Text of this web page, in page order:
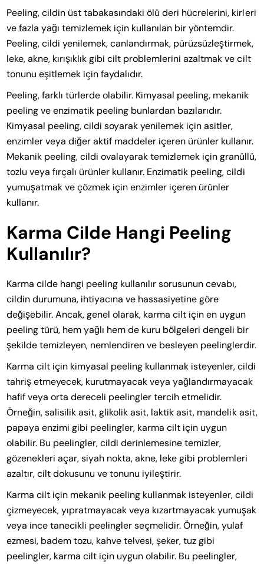
Peeling, cildin üst tabakasındaki ölü deri hücrelerini, kirleri
ve fazla yağı temizlemek için kullanılan bir yöntemdir.
Peeling, cildi yenilemek, canlandırmak, pürüzsüzleştirmek,
leke, akne, kırışıklık gibi cilt problemlerini azaltmak ve cilt
tonunu eşitlemek için faydalıdır.
Peeling, farklı türlerde olabilir. Kimyasal peeling, mekanik
peeling ve enzimatik peeling bunlardan bazılarıdır.
Kimyasal peeling, cildi soyarak yenilemek için asitler,
enzimler veya diğer aktif maddeler içeren ürünler kullanır.
Mekanik peeling, cildi ovalayarak temizlemek için granüllü,
tozlu veya fırçalı ürünler kullanır. Enzimatik peeling, cildi
yumuşatmak ve çözmek için enzimler içeren ürünler
kullanır.
Karma Cilde Hangi Peeling
Kullanılır?
Karma cilde hangi peeling kullanılır sorusunun cevabı,
cildin durumuna, ihtiyacına ve hassasiyetine göre
değişebilir. Ancak, genel olarak, karma cilt için en uygun
peeling türü, hem yağlı hem de kuru bölgeleri dengeli bir
şekilde temizleyen, nemlendiren ve besleyen peelinglerdir.
Karma cilt için kimyasal peeling kullanmak isteyenler, cildi
tahriş etmeyecek, kurutmayacak veya yağlandırmayacak
hafif veya orta dereceli peelingler tercih etmelidir.
Örneğin, salisilik asit, glikolik asit, laktik asit, mandelik asit,
papaya enzimi gibi peelingler, karma cilt için uygun
olabilir. Bu peelingler, cildi derinlemesine temizler,
gözenekleri açar, siyah nokta, akne, leke gibi problemleri
azaltır, cilt dokusunu ve tonunu iyileştirir.
Karma cilt için mekanik peeling kullanmak isteyenler, cildi
çizmeyecek, yıpratmayacak veya kızartmayacak yumuşak
veya ince tanecikli peelingler seçmelidir. Örneğin, yulaf
ezmesi, badem tozu, kahve telvesi, şeker, tuz gibi
peelingler, karma cilt için uygun olabilir. Bu peelingler,